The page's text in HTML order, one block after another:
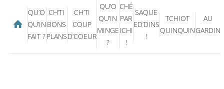
QU’O
QU’IN
FAIT ?
CH’TI
BONS
PLANS
CH’TI
COUP
D’COEUR
QU’O
QU’IN
MINGE
?
CHÉ
PAR
ICHI
!
SAQUE
ED’DINS
!
TCHIOT
QUINQUIN
AU
GARDIN